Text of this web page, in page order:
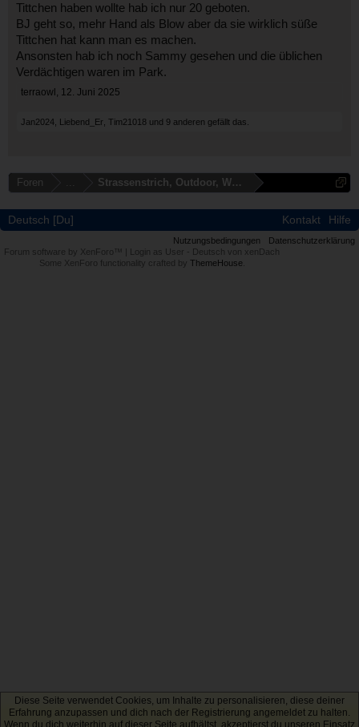
Tittchen haben wollte hab ich nur 20 geboten.
BJ geht so, mehr Hand als Blow aber da sie wirklich süße
Tittchen hat kann man es machen.
Ansonsten hab ich noch Sammy gesehen und die üblichen
Verdächtigen waren im Park.
terraowl , 12. Juni 2025
Jan2024, Liebend_Er, Tim21018 und 9 anderen gefällt das.
Foren ... Strassenstrich, Outdoor, Wohnmobil, Autodate
Deutsch [Du] Kontakt Hilfe
Nutzungsbedingungen
Datenschutzerklärung
Forum software by XenForo™
Login as User - Deutsch von xenDach
Some XenForo functionality crafted by ThemeHouse.
Diese Seite verwendet Cookies, um Inhalte zu personalisieren, diese deiner
Erfahrung anzupassen und dich nach der Registrierung angemeldet zu halten.
Wenn du dich weiterhin auf dieser Seite aufhältst, akzeptierst du unseren Einsatz